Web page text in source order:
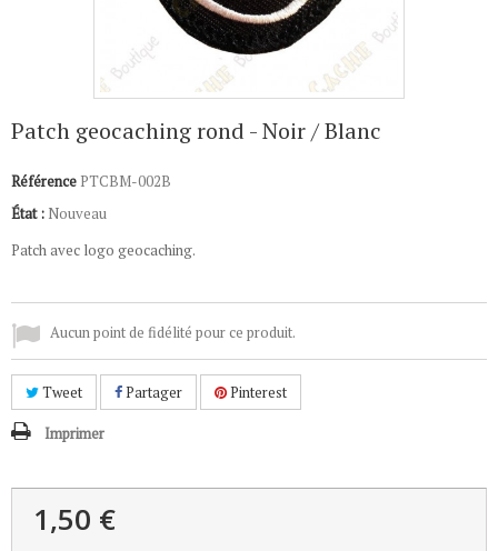
Patch geocaching rond - Noir / Blanc
Référence PTCBM-002B
État : Nouveau
Patch avec logo geocaching.
Aucun point de fidélité pour ce produit.
Tweet Partager Pinterest
Imprimer
1,50 €